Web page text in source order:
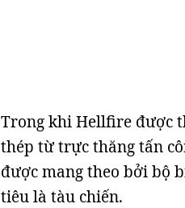
Trong khi Hellfire được
thép từ trực thăng tấn
được mang theo bởi bộ
tiêu là tàu chiến.